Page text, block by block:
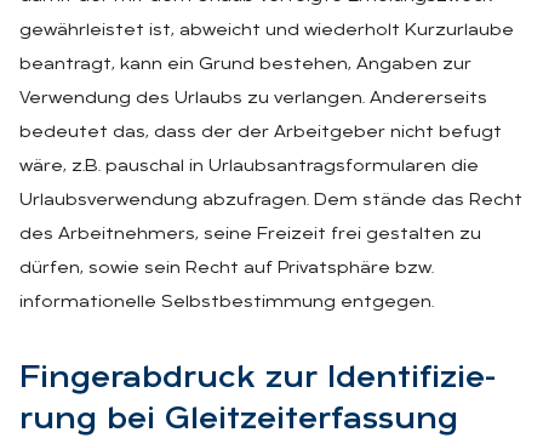
gewährleistet ist, abweicht und wiederholt Kurzurlaube
beantragt, kann ein Grund bestehen, Angaben zur
Verwendung des Urlaubs zu verlangen. Andererseits
bedeutet das, dass der der Arbeitgeber nicht befugt
wäre, z.B. pauschal in Urlaubsantragsformularen die
Urlaubsverwendung abzufragen. Dem stände das Recht
des Arbeitnehmers, seine Freizeit frei gestalten zu
dürfen, sowie sein Recht auf Privatsphäre bzw.
informationelle Selbstbestimmung entgegen.
Fin­ger­ab­druck zur Iden­ti­fi­zie­
rung bei Gleit­zeit­er­fas­sung